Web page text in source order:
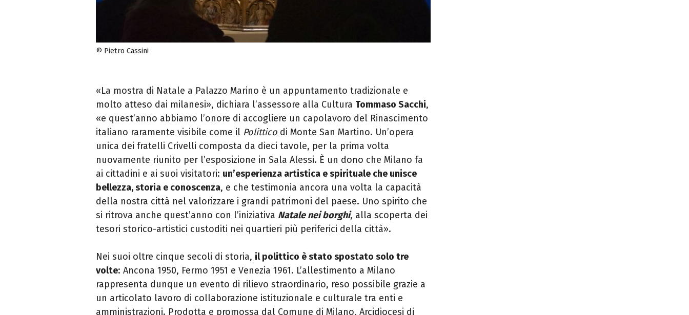
© Pietro Cassini
«La mostra di Natale a Palazzo Marino è un appuntamento tradizionale e
molto atteso dai milanesi», dichiara l’assessore alla Cultura Tommaso Sacchi,
«e quest’anno abbiamo l’onore di accogliere un capolavoro del Rinascimento
italiano raramente visibile come il Polittico di Monte San Martino. Un’opera
unica dei fratelli Crivelli composta da dieci tavole, per la prima volta
nuovamente riunito per l’esposizione in Sala Alessi. È un dono che Milano fa
ai cittadini e ai suoi visitatori: un’esperienza artistica e spirituale che unisce
bellezza, storia e conoscenza, e che testimonia ancora una volta la capacità
della nostra città nel valorizzare i grandi patrimoni del paese. Uno spirito che
si ritrova anche quest’anno con l’iniziativa Natale nei borghi, alla scoperta dei
tesori storico-artistici custoditi nei quartieri più periferici della città».
Nei suoi oltre cinque secoli di storia, il polittico è stato spostato solo tre
volte: Ancona 1950, Fermo 1951 e Venezia 1961. L’allestimento a Milano
rappresenta dunque un evento di rilievo straordinario, reso possibile grazie a
un articolato lavoro di collaborazione istituzionale e culturale tra enti e
amministrazioni. Prodotta e promossa dal Comune di Milano, Arcidiocesi di